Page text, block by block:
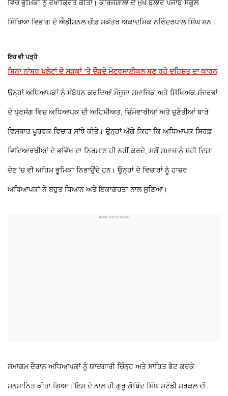
ਵਿਚ ਭੂਮਿਕਾ ਨੂੰ ਰੇਖਾਂਕ੍ਰਿਤ ਕੀਤਾ। ਕਾਰਜਸ਼ਾਲਾ ਦੇ ਮੁੱਖ ਬੁਲਾਰੇ ਪੰਜਾਬ ਸਕੂਲ
ਸਿੱਖਿਆ ਵਿਭਾਗ ਦੇ ਐਡੀਸ਼ਨਲ ਚੀਫ਼ ਸਕੱਤਰ ਅਕਾਦਮਿਕ ਨਰਿੰਦਰਪਾਲ ਸਿੰਘ ਸਨ।
ਇਹ ਵੀ ਪੜ੍ਹੋ
ਬਿਨਾ ਨਾਂਬਰ ਪਲੇਟਾਂ ਦੇ ਸੜਕਾਂ ’ਤੇ ਦੌੜਦੇ ਮੋਟਰਸਾਈਕਲ ਬਣ ਰਹੇ ਦਹਿਸ਼ਤ ਦਾ ਕਾਰਨ
ਉਨ੍ਹਾਂ ਅਧਿਆਪਕਾਂ ਨੂੰ ਸੰਬੋਧਨ ਕਰਦਿਆਂ ਮੌਜੂਦਾ ਸਮਾਜਿਕ ਅਤੇ ਸਿੱਖਿਅਕ ਸੰਦਰਭਾਂ
ਦੇ ਪ੍ਰਸੰਗ ਵਿਚ ਅਧਿਆਪਕ ਦੀ ਅਹਿਮੀਅਤ, ਜ਼ਿੰਮੇਵਾਰੀਆਂ ਅਤੇ ਚੁਣੌਤੀਆਂ ਬਾਰੇ
ਵਿਸਥਾਰ ਪੂਰਵਕ ਵਿਚਾਰ ਸਾਂਝੇ ਕੀਤੇ। ਉਨ੍ਹਾਂ ਅੱਗੇ ਕਿਹਾ ਕਿ ਅਧਿਆਪਕ ਸਿਰਫ਼
ਵਿਦਿਆਰਥੀਆਂ ਦੇ ਭਵਿੱਖ ਦਾ ਨਿਰਮਾਣ ਹੀ ਨਹੀਂ ਕਰਦੇ, ਸਗੋਂ ਸਮਾਜ ਨੂੰ ਸਹੀ ਦਿਸ਼ਾ
ਦੇਣ ’ਚ ਵੀ ਅਹਿਮ ਭੂਮਿਕਾ ਨਿਭਾਉਂਦੇ ਹਨ। ਉਨ੍ਹਾਂ ਦੇ ਵਿਚਾਰਾਂ ਨੂੰ ਹਾਜ਼ਰ
ਅਧਿਆਪਕਾਂ ਨੇ ਬਹੁਤ ਧਿਆਨ ਅਤੇ ਇਕਾਗਰਤਾ ਨਾਲ ਸੁਣਿਆ।
ਸਮਾਗਮ ਦੌਰਾਨ ਅਧਿਆਪਕਾਂ ਨੂੰ ਯਾਦਗਾਰੀ ਚਿੰਨ੍ਹ ਅਤੇ ਸਾਹਿਤ ਭੇਟ ਕਰਕੇ
ਸਨਮਾਨਿਤ ਕੀਤਾ ਗਿਆ। ਇਸ ਦੇ ਨਾਲ ਹੀ ਗੁਰੂ ਗੋਬਿੰਦ ਸਿੰਘ ਸਟੱਡੀ ਸਰਕਲ ਦੀ